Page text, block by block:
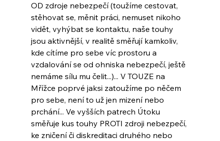
OD zdroje nebezpečí (toužíme cestovat,
stěhovat se, měnit práci, nemuset nikoho
vidět, vyhýbat se kontaktu, naše touhy
jsou aktivnější, v realitě směřují kamkoliv,
kde cítíme pro sebe víc prostoru a
vzdalování se od ohniska nebezpečí, ještě
nemáme sílu mu čelit...)... V TOUZE na
Mřížce poprvé jaksi zatoužíme po něčem
pro sebe, není to už jen mizení nebo
prchání... Ve vyšších patrech Útoku
směřuje kus touhy PROTI zdroji nebezpečí,
ke zničení či diskreditaci druhého nebo